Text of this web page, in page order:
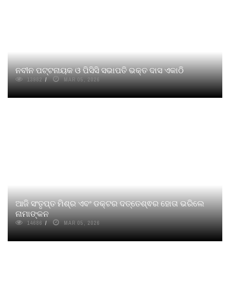
ନବୀନ ପଟ୍ଟନାୟକ ଓ ପିସିସି ସଭାପତି ଭକ୍ତ ଦାସ ଏକାଠି
13982 MAR 05, 2026
ଆଜି ସଂତୃପ୍ତ ମିଶ୍ର ଏବଂ ଡକ୍ଟର ଦତ୍ତେଶ୍ଵର ହୋତା ଭରିଲେ
ନାମାଙ୍କନ
14686 MAR 05, 2026